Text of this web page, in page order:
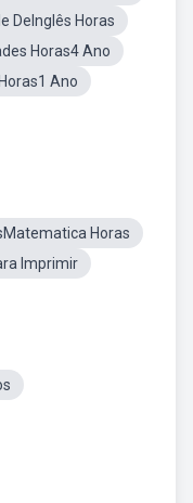
DeInglês Horas
Horas4 Ano
Ano
Horas
Imprimir